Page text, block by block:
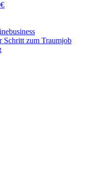
Schritt zum Traumjob